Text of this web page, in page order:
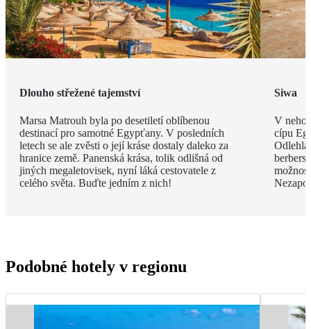
Dlouho střežené tajemství
Marsa Matrouh byla po desetiletí oblíbenou
destinací pro samotné Egypťany. V posledních
letech se ale zvěsti o její kráse dostaly daleko za
hranice země. Panenská krása, tolik odlišná od
jiných megaletovisek, nyní láká cestovatele z
celého světa. Buďte jedním z nich!
Siwa
V
cípu
Odlehlá
Podobné hotely v regionu